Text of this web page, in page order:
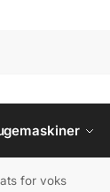
for voks